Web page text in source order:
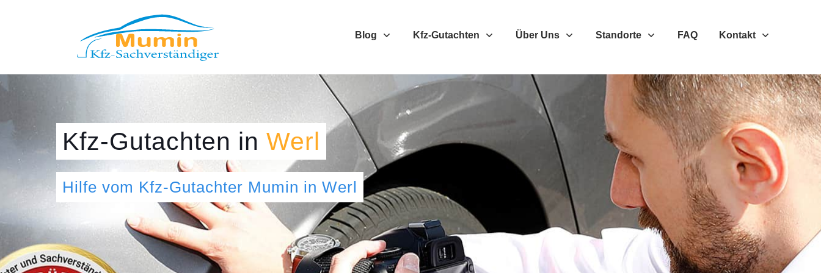
Blog Kfz-Gutachten Über Uns Standorte FAQ Kontakt
Kfz-Gutachten in Werl
Hilfe vom Kfz-Gutachter Mumin in Werl